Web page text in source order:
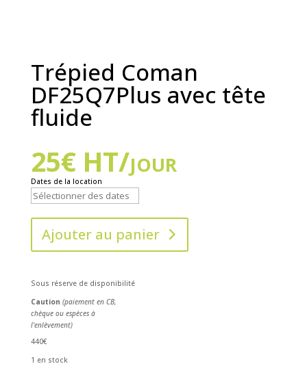
Trépied Coman
DF25Q7Plus avec tête
fluide
25€HT/jour
Dates de la location
Ajouter au panier
Sous réserve de disponibilité
Caution (paiement en CB,
chèque ou espèces à
l'enlèvement)
440€
1 en stock